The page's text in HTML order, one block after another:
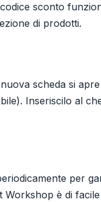
sconto
di prodotti.
scheda si
Inseriscilo al
per
è di